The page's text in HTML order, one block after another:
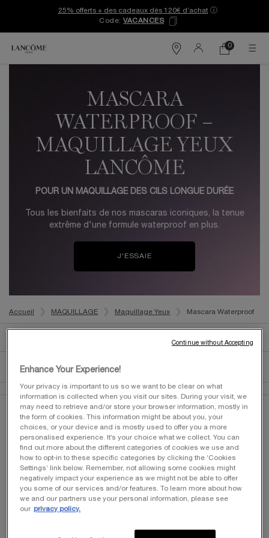
25% offerts + des cadeaux dès 120€ d’achat ⓘ
Code:VACANCES
Trouver
Mon
0
0 produit
MASCARA
WATERPROOF –
MAQUILLAGE YEUX
LANCÔME
POUR UN MAQUILLAGE DES CILS LONGUE DURÉE
Tous les bienfaits de nos mascaras iconiques, la tenue
extrême d'une formule waterproof en plus.
J'ESSAIE
Accueil MAQUILLAGE Maquillage Yeux Mascara Waterproof
5 produits
MEILLEURES VENTES
Enhance Your Experience!
Your privacy is important to us so we want to be clear on what
information is collected when you visit our sites. During your visit, we
may need to retrieve and/or store your browser information, mostly in
the form of cookies. This information might be about you, your
choices, or your device and is mostly used to offer you a more
personalised experience. It’s your choice what we collect. You can
find out more about the different categories of cookies we use and
how to opt-in to these specific categories by clicking the ‘Cookies
Settings’ link below. Remember, not allowing some cookies might
negatively impact your experience as we might not be able to offer
you some of our services and/or features. To learn more about how
we and our partners use your personal information, please see
our privacy policy.
Continue without Accepting